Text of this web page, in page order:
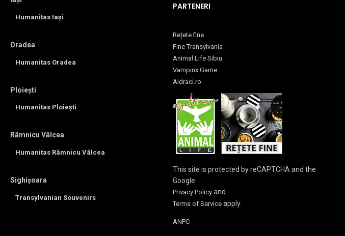
Humanitas Iași
Oradea
Humanitas Oradea
Ploiești
Humanitas Ploiești
Râmnicu Vâlcea
Humanitas Râmnicu Vâlcea
Sighișoara
Transylvanian Souvenirs
PARTENERI
Rețete fine
Fine Transylvania
Animal Life Sibiu
Vampirix Game
Aidraci.ro
This site is protected by reCAPTCHA and the
Google
Privacy Policy and
Terms of Service apply.
ANPC